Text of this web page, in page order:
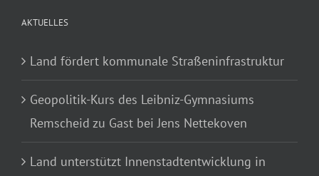
AKTUELLES
Land fördert kommunale Straßeninfrastruktur
Geopolitik-Kurs des Leibniz-Gymnasiums
Remscheid zu Gast bei Jens Nettekoven
Land unterstützt Innenstadtentwicklung in